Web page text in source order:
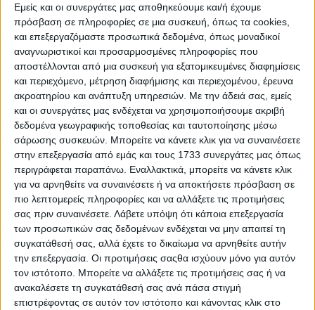
Εμείς και οι συνεργάτες μας αποθηκεύουμε και/ή έχουμε
πρόσβαση σε πληροφορίες σε μια συσκευή, όπως τα cookies,
και επεξεργαζόμαστε προσωπικά δεδομένα, όπως μοναδικοί
αναγνωριστικοί και προσαρμοσμένες πληροφορίες που
αποστέλλονται από μια συσκευή για εξατομικευμένες διαφημίσεις
και περιεχόμενο, μέτρηση διαφήμισης και περιεχομένου, έρευνα
ακροατηρίου και ανάπτυξη υπηρεσιών. Με την άδειά σας, εμείς
και οι συνεργάτες μας ενδέχεται να χρησιμοποιήσουμε ακριβή
δεδομένα γεωγραφικής τοποθεσίας και ταυτοποίησης μέσω
σάρωσης συσκευών. Μπορείτε να κάνετε κλικ για να συναινέσετε
στην επεξεργασία από εμάς και τους 1733 συνεργάτες μας όπως
περιγράφεται παραπάνω. Εναλλακτικά, μπορείτε να κάνετε κλικ
για να αρνηθείτε να συναινέσετε ή να αποκτήσετε πρόσβαση σε
πιο λεπτομερείς πληροφορίες και να αλλάξετε τις προτιμήσεις
σας πριν συναινέσετε. Λάβετε υπόψη ότι κάποια επεξεργασία
των προσωπικών σας δεδομένων ενδέχεται να μην απαιτεί τη
συγκατάθεσή σας, αλλά έχετε το δικαίωμα να αρνηθείτε αυτήν
την επεξεργασία. Οι προτιμήσεις σαςθα ισχύουν μόνο για αυτόν
τον ιστότοπο. Μπορείτε να αλλάξετε τις προτιμήσεις σας ή να
ανακαλέσετε τη συγκατάθεσή σας ανά πάσα στιγμή
επιστρέφοντας σε αυτόν τον ιστότοπο και κάνοντας κλικ στο
τάξης των 450.000-650.000 ευρώ μπορείτε να
επενδύσετε σε αυτόν τον θρύλο πουθα
δημοπρατηθεί από την εταιρεία Artcurial στις 24
Οκτωβρίου.Ειδάλλως, δυναμώστε τον ήχο και
απολαύστε το video που ακολουθεί!